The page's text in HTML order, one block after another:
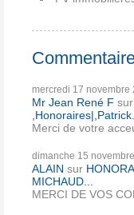
mercredi 17 novembre
Mr Jean René F sur
,Honoraires|,Patrick...
Merci de votre
dimanche 15
ALAIN sur
MICHAUD...
MERCI DE VOS